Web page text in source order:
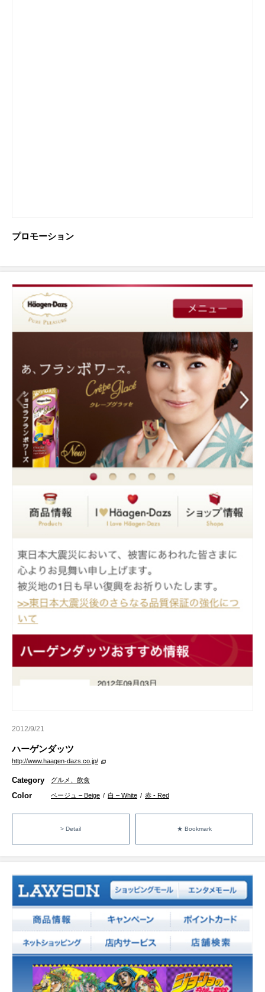
プロモーション
2012/9/21
ハーゲンダッツ
http://www.haagen-dazs.co.jp/
Category グルメ、飲食
Color ベージュ – Beige / 白 – White / 赤 - Red
> Detail ★ Bookmark